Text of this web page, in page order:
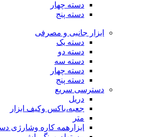
دسته چهار
دسته پنج
ابزار جانبی و مصرفی
دسته یک
دسته دو
دسته سه
دسته چهار
دسته پنج
دسترسی سریع
دریل
جعبه،باکس وکیف ابزار
متر
ابزارهمه کاره وشارژی